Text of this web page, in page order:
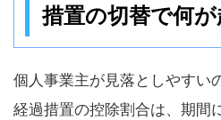
措置の切替で何が
個人事業主が見落としやすい
経過措置の控除割合は、期間